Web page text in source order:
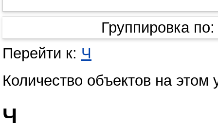
Группировка
Перейти к: Ч
Количество объектов на этом
Ч